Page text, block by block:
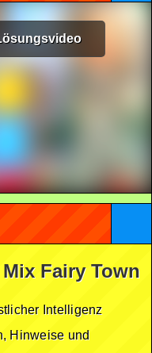
Fairy Town
Intelligenz
Hinweise und